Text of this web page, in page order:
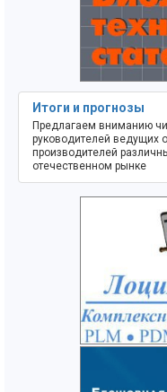
Итоги и прогнозы
Предлагаем вниманию
руководителей ведущих
производителей
отечественном рынке